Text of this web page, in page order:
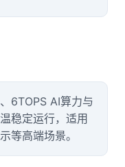
6TOPS AI算力与
稳定运行，适用
等高端场景。